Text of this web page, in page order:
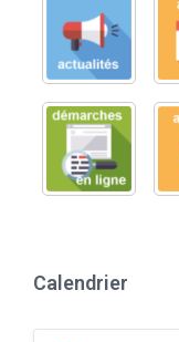
Calendrier